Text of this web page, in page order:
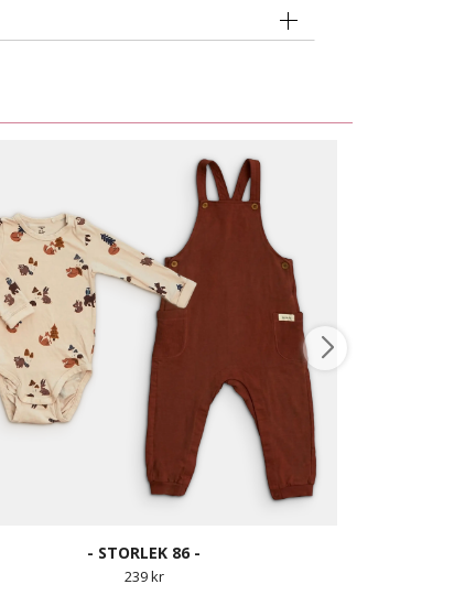
- STORLEK 86 -
239 kr